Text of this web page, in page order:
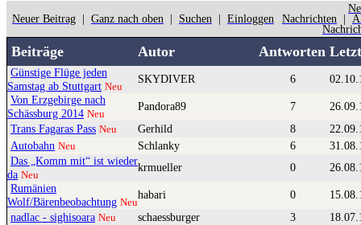
Neuer Beitrag Ganz nach oben Suchen Einloggen
Nachrichten
Beiträge Autor Antworten
Günstige Flüge jeden
Samstag ab Stuttgart Neu
SKYDIVER 6
Von Erzgebirge nach
Schässburg 2014 Neu
Pandora89 7
Trans Fagaras Pass Neu Gerhild 8
Autobahn Neu Schlanky 6
Das „Komm mit“ ist wieder
da Neu
krmueller 0
Rumänien
Wolf/Bärenbeobachtung Neu
habari 0
nadlac - sighisoara Neu schaessburger 3